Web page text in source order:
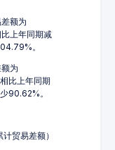
额为
上年同期减
。
为
比上年同期
90.62%。
贸易差额）